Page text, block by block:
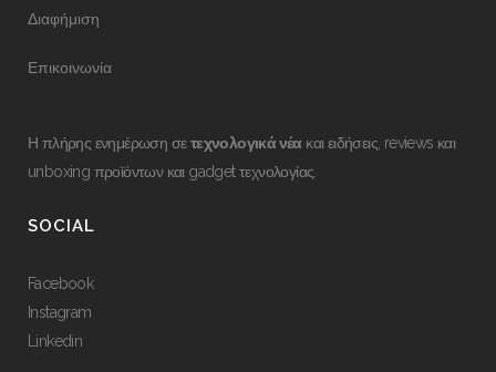
Διαφήμιση
Επικοινωνία
Η πλήρης ενημέρωση σετεχνολογικά νέα και ειδήσεις, reviews και
unboxing προϊόντων και gadget τεχνολογίας.
SOCIAL
Facebook
Instagram
Linkedin